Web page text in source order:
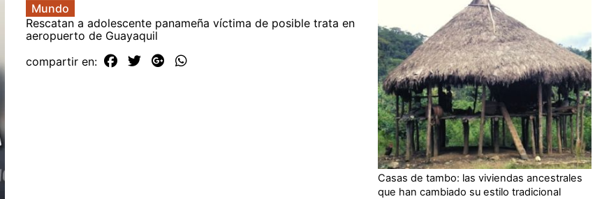
Mundo
Rescatan a adolescente panameña víctima de posible trata en
aeropuerto de Guayaquil
compartir en:
Casas de tambo: las viviendas ancestrales
que han cambiado su estilo tradicional